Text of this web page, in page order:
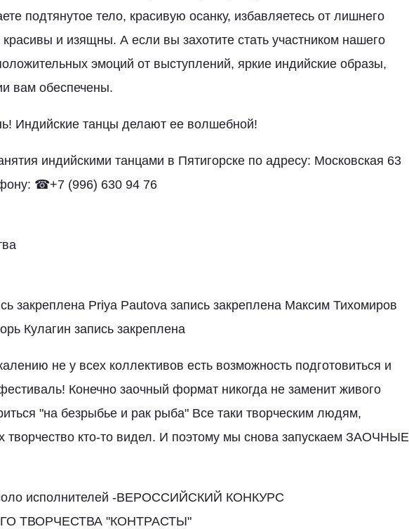
подтянутое тело, красивую осанку, избавляетесь от лишнего
и изящны. А если вы захотите стать участником нашего
эмоций от выступлений, яркие индийские образы,
вам обеспечены.
Индийские танцы делают ее волшебной!
индийскими танцами в Пятигорске по адресу: Московская 63
☎+7 (996) 630 94 76
закреплена Priya Pautova запись закреплена Максим Тихомиров
Кулагин запись закреплена
не у всех коллективов есть возможность подготовиться и
Конечно заочный формат никогда не заменит живого
"на безрыбье и рак рыба" Все таки творческим людям,
творчество кто-то видел. И поэтому мы снова запускаем ЗАОЧНЫЕ
исполнителей -ВЕРОССИЙСКИЙ КОНКУРС
ТВОРЧЕСТВА "КОНТРАСТЫ"